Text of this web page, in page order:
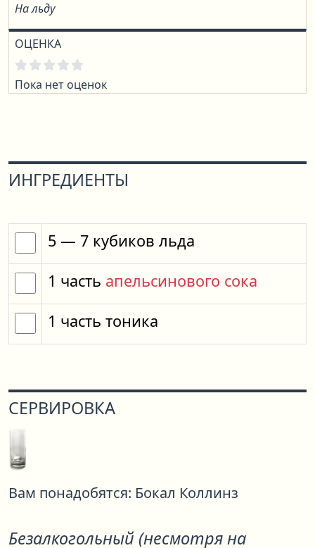
На льду
ОЦЕНКА
Пока нет оценок
ИНГРЕДИЕНТЫ
5 — 7 кубиков льда
1 часть апельсинового сока
1 часть тоника
СЕРВИРОВКА
Вам понадобятся: Бокал Коллинз
Безалкогольный (несмотря на